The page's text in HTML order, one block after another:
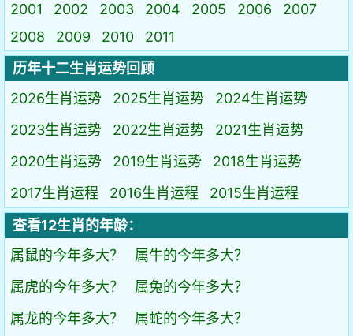
2001
2002 2003 2004 2005 2006
2007
2008
2009 2010
2011
历年十二生肖运势回顾
2026生肖运势
2025生肖运势
2024生肖运势
2023生肖运势
2022生肖运势
2021生肖运势
2020生肖运势
2019生肖运势
2018生肖运势
2017生肖运程
2016生肖运程
2015生肖运程
查看12生肖的年龄：
属鼠的今年多大？
属牛的今年多大？
属虎的今年多大？
属兔的今年多大？
属龙的今年多大？
属蛇的今年多大？